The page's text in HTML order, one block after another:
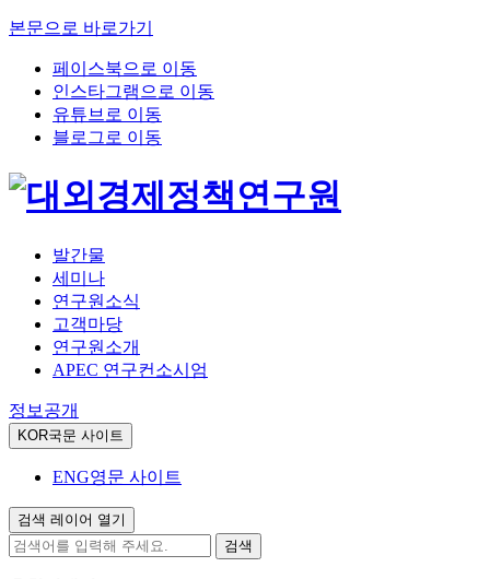
본문으로 바로가기
페이스북으로 이동
인스타그램으로 이동
유튜브로 이동
블로그로 이동
발간물
세미나
연구원소식
고객마당
연구원소개
APEC 연구컨소시엄
정보공개
KOR국문 사이트
ENG영문 사이트
검색 레이어 열기
검색